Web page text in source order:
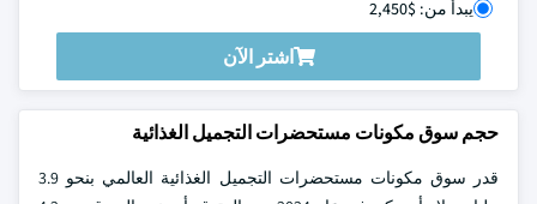
يبدأ من: $2,450
اشتر الآن
حجم سوق مكونات مستحضرات التجميل الغذائية
قدر سوق مكونات مستحضرات التجميل الغذائية العالمي بنحو 3.9